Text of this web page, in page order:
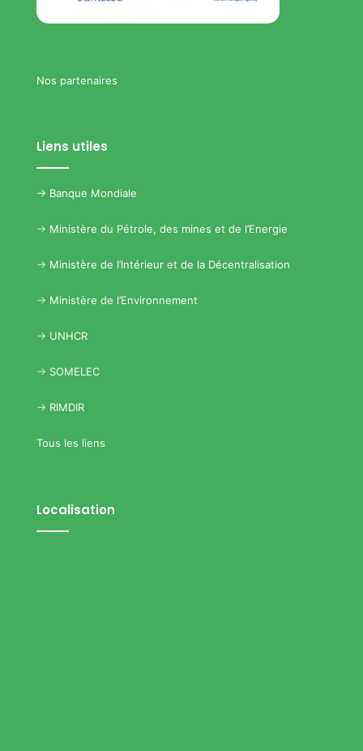
Nos partenaires
Liens utiles
-> Banque Mondiale
-> Ministère du Pétrole, des mines et de l’Energie
-> Ministère de l’Intérieur et de la Décentralisation
-> Ministère de l’Environnement
-> UNHCR
-> SOMELEC
-> RIMDIR
Tous les liens
Localisation